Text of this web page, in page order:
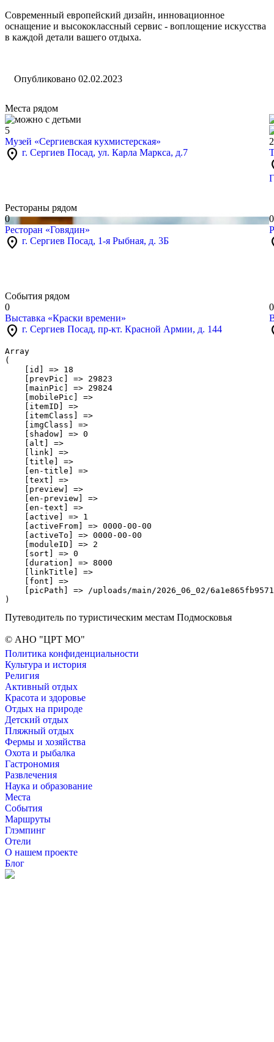
Современный европейский дизайн, инновационное
оснащение и высококлассный сервис - воплощение искусства
в каждой детали вашего отдыха.
Опубликовано 02.02.2023
Места рядом
5
Музей «Сергиевская кухмистерская»
location_on г. Сергиев Посад, ул. Карла Маркса, д.7
2
Рестораны рядом
0
Ресторан «Говядин»
location_on г. Сергиев Посад, 1-я Рыбная, д. 3Б
0
События рядом
0
Выставка «Краски времени»
location_on г. Сергиев Посад, пр-кт. Красной Армии, д. 144
0
Array
(
    [id] => 18
    [prevPic] => 29823
    [mainPic] => 29824
    [mobilePic] =>
    [itemID] =>
    [itemClass] =>
    [imgClass] =>
    [shadow] => 0
    [alt] =>
    [link] =>
    [title] =>
    [en-title] =>
    [text] =>
    [preview] =>
    [en-preview] =>
    [en-text] =>
    [active] => 1
    [activeFrom] => 0000-00-00
    [activeTo] => 0000-00-00
    [moduleID] => 2
    [sort] => 0
    [duration] => 8000
    [linkTitle] =>
    [font] =>
[picPath] => /uploads/main/2026_06_02/
Путеводитель по туристическим местам Подмосковья
© АНО "ЦРТ МО"
Политика конфиденциальности
Культура и история
Религия
Активный отдых
Красота и здоровье
Отдых на природе
Детский отдых
Пляжный отдых
Фермы и хозяйства
Охота и рыбалка
Гастрономия
Развлечения
Наука и образование
Места
События
Маршруты
Глэмпинг
Отели
О нашем проекте
Блог